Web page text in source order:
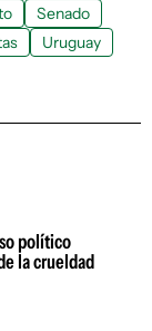
Senado
Uruguay
político
la crueldad